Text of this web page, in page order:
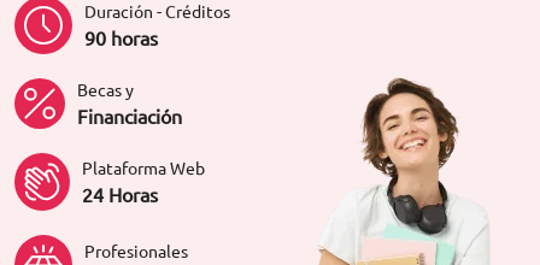
Duración - Créditos
90 horas
Becas y
Financiación
Plataforma Web
24 Horas
Profesionales